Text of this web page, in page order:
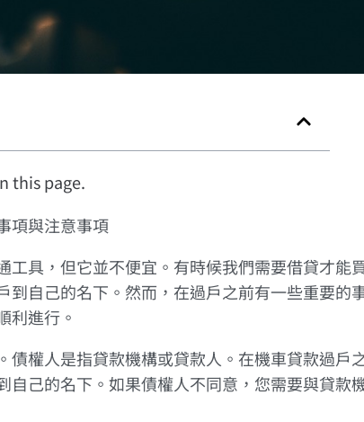
this page.
項與注意事項
工具，但它並不便宜。有時候我們需要借貸才能
到自己的名下。然而，在過戶之前有一些重要的
利進行。
債權人是指貸款機構或貸款人。在機車貸款過戶
自己的名下。如果債權人不同意，您需要與貸款